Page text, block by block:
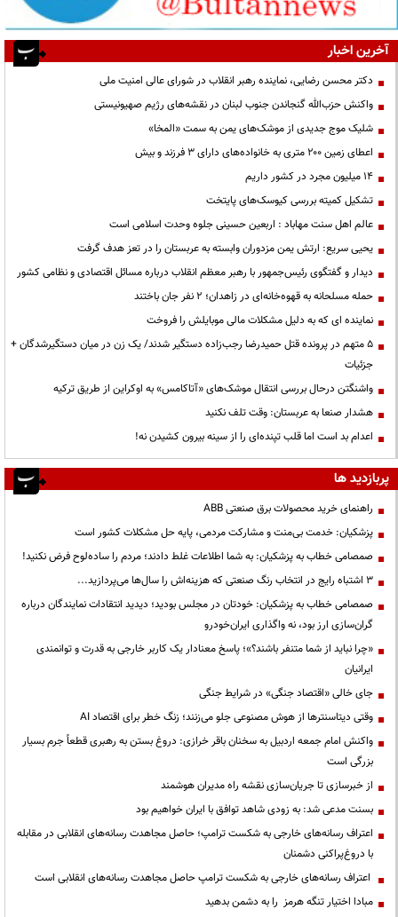
آخرین اخبار
دکتر محسن رضایی، نماینده رهبر انقلاب در شورای عالی امنیت ملی
واکنش حزب‌الله گنجاندن جنوب لبنان در نقشه‌های رژیم صهیونیستی
شلیک موج جدیدی از موشک‌های یمن به سمت «المخا»
اعطای زمین ۲۰۰ متری به خانواده‌های دارای ۳ فرزند و بیش
۱۴ میلیون مجرد در کشور داریم
تشکیل کمیته بررسی کیوسک‌های پایتخت
عالم اهل سنت مهاباد : اربعین حسینی جلوه وحدت اسلامی است
یحیی سریع: ارتش یمن مزدوران وابسته به عربستان را در تعز هدف گرفت
دیدار و گفتگوی رئیس‌جمهور با رهبر معظم انقلاب درباره مسائل اقتصادی و نظامی کشور
حمله مسلحانه به قهوه‌خانه‌ای در زاهدان؛ ۲ نفر جان باختند
نماینده ای که به دلیل مشکلات مالی موبایلش را فروخت
۵ متهم در پرونده قتل حمیدرضا رجب‌زاده دستگیر شدند/ یک زن در میان دستگیرشدگان +
جزئیات
واشنگتن درحال بررسی انتقال موشک‌های «آتاکامس» به اوکراین از طریق ترکیه
هشدار صنعا به عربستان: وقت تلف نکنید
اعدام بد است اما قلب تپنده‌ای را از سینه بیرون کشیدن نه!
پربازدید ها
راهنمای خرید محصولات برق صنعتی ABB
پزشکیان: خدمت بی‌منت و مشارکت مردمی، پایه حل مشکلات کشور است
صمصامی خطاب به پزشکیان: به شما اطلاعات غلط دادند؛ مردم را ساده‌لوح فرض نکنید!
3 اشتباه رایج در انتخاب رنگ صنعتی که هزینه‌اش را سال‌ها می‌پردازید...
صمصامی خطاب به پزشکیان: خودتان در مجلس بودید؛ دیدید انتقادات نمایندگان درباره
گران‌سازی ارز بود، نه واگذاری ایران‌خودرو
«چرا نباید از شما متنفر باشند؟»؛ پاسخ معنادار یک کاربر خارجی به قدرت و توانمندی
ایرانیان
جای خالی «اقتصاد جنگی» در شرایط جنگی
وقتی دیتاسنترها از هوش مصنوعی جلو می‌زنند؛ زنگ خطر برای اقتصاد AI
واکنش امام جمعه اردبیل به سخنان باقر خرازی: دروغ بستن به رهبری قطعاً جرم بسیار
بزرگی است
از خبرسازی تا جریان‌سازی نقشه راه مدیران هوشمند
بسنت مدعی شد: به زودی شاهد توافق با ایران خواهیم بود
اعتراف رسانه‌های خارجی به شکست ترامپ؛ حاصل مجاهدت رسانه‌های انقلابی در مقابله
با دروغ‌پراکنی دشمنان
اعتراف رسانه‌های خارجی به شکست ترامپ حاصل مجاهدت رسانه‌های انقلابی است
مبادا اختیار تنگه هرمز را به دشمن بدهید